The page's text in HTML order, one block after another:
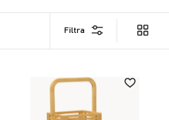
Filtra